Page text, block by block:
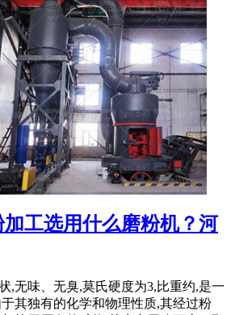
工选用什么磨粉机？河
,无味、无臭,莫氏硬度为3,比重约,是一
其独有的化学和物理性质,其经过粉